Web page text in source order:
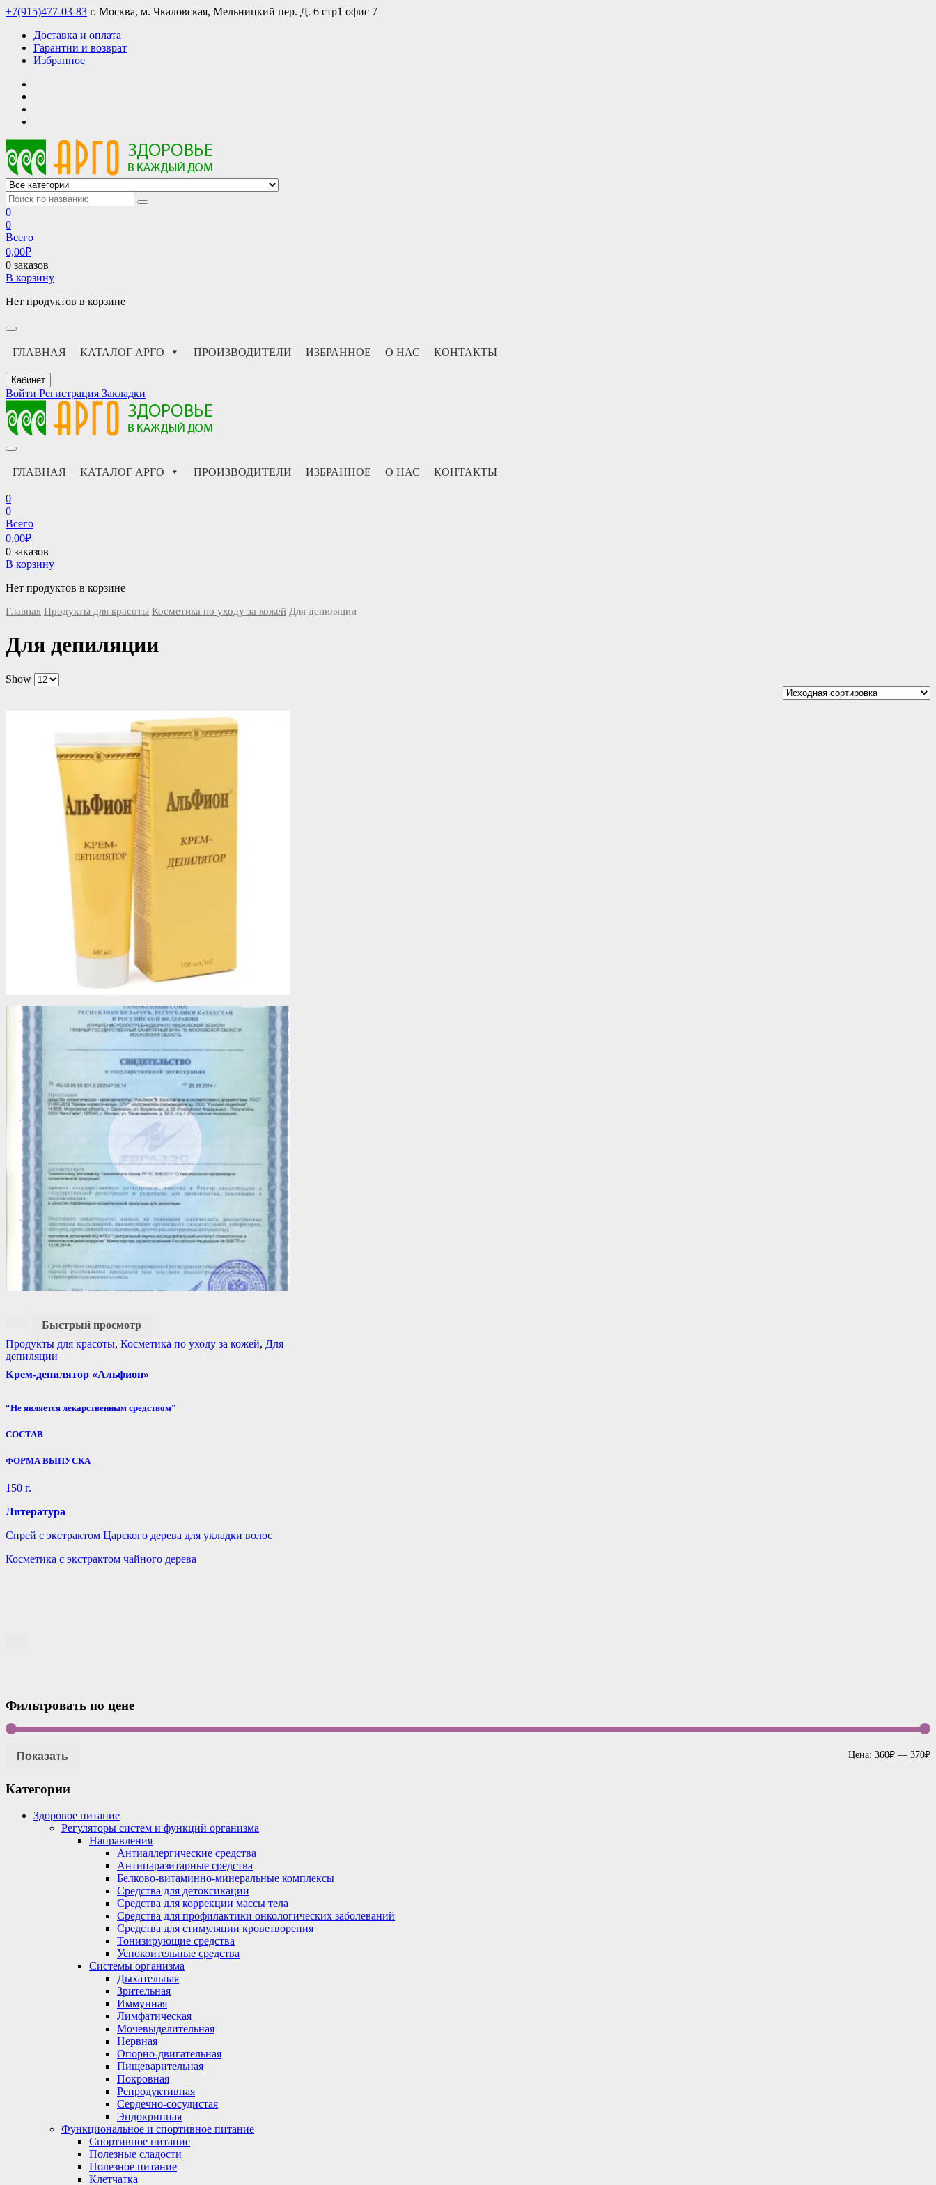
Skip
content
+7(915)477-03-83 г. Москва, м. Чкаловская, Мельницкий пер. Д. 6 стр1 офис 7
Доставка и оплата
Гарантии и возврат
Избранное
АРГО интернет магазин, доставка в Москве и по всей России
АРГО каталог каталог продукции, официальные цены
0
0
Всего
0,00₽
0 заказов
В корзину
Нет продуктов в корзине
ГЛАВНАЯ КАТАЛОГ АРГО ПРОИЗВОДИТЕЛИ ИЗБРАННОЕ О НАС КОНТАКТЫ
Кабинет
Войти Регистрация Закладки
ГЛАВНАЯ
КАТАЛОГ АРГО ПРОИЗВОДИТЕЛИ ИЗБРАННОЕ О НАС КОНТАКТЫ
0
0
Всего
0,00₽
0 заказов
В корзину
Нет продуктов в корзине
Главная Продукты для красоты Косметика по уходу за кожей Для депиляции
Для депиляции
Show
Быстрый просмотр
Продукты для красоты, Косметика по уходу за кожей, Для
депиляции
Крем-депилятор «Альфион»
“Не является лекарственным средством”
СОСТАВ
ФОРМА ВЫПУСКА
150 г.
Литература
Спрей с экстрактом Царского дерева для укладки волос
Косметика с экстрактом чайного дерева
Фильтровать по цене
Показать Цена: 360₽ — 370₽
Категории
Здоровое питание
Регуляторы систем и функций организма
Направления
Антиаллергические средства
Антипаразитарные средства
Белково-витаминно-минеральные комплексы
Средства для детоксикации
Средства для коррекции массы тела
Средства для профилактики онкологических заболеваний
Средства для стимуляции кроветворения
Тонизирующие средства
Успокоительные средства
Системы организма
Дыхательная
Зрительная
Иммунная
Лимфатическая
Мочевыделительная
Нервная
Опорно-двигательная
Пищеварительная
Покровная
Репродуктивная
Сердечно-сосудистая
Эндокринная
Функциональное и спортивное питание
Спортивное питание
Полезные сладости
Полезное питание
Клетчатка